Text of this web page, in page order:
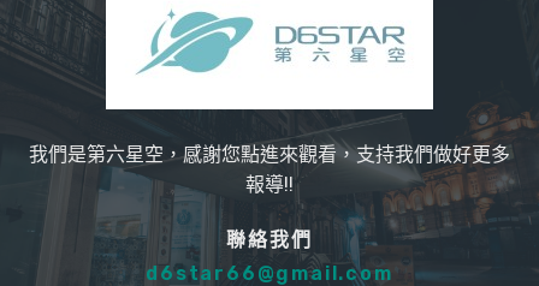
我們是第六星空，感謝您點進來觀看，支持我們做好更多
報導!!
聯絡我們
d6star66@gmail.com